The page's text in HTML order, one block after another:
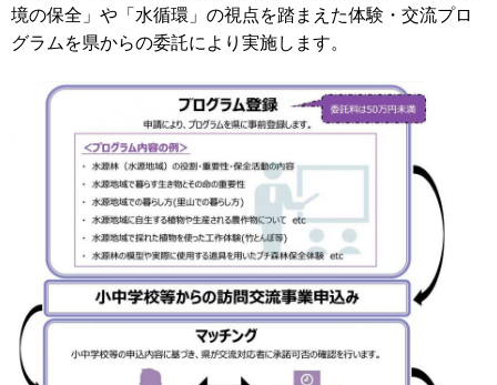
境の保全」や「水循環」の視点を踏まえた体験・交流プロ
グラムを県からの委託により実施します。